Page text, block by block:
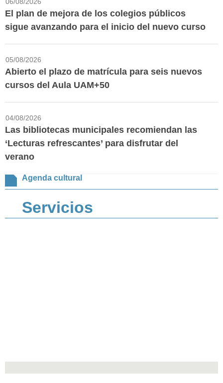
El plan de mejora de los colegios públicos
sigue avanzando para el inicio del nuevo curso
05/08/2026
Abierto el plazo de matrícula para seis nuevos
cursos del Aula UAM+50
04/08/2026
Las bibliotecas municipales recomiendan las
‘Lecturas refrescantes’ para disfrutar del
verano
Agenda cultural
Servicios